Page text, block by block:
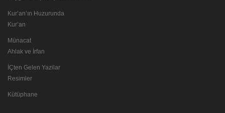
Kur’an’ın Huzurunda
Kur’an
Münacat
Ahlak ve İrfan
İÇten Gelen Yazilar
Resimler
Kütüphane